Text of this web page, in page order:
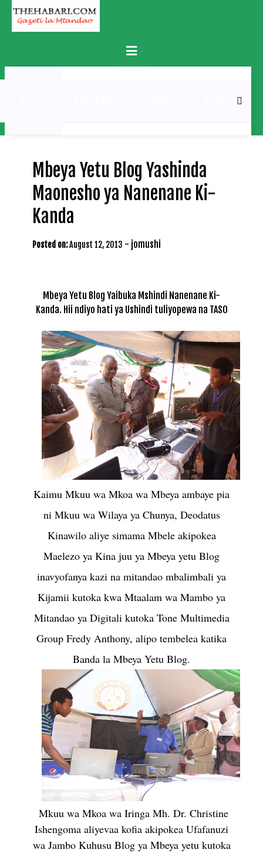
Skip
content
Primary
Menu
MICHEZO
Mbeya Yetu Blog Yashinda
Maonesho ya Nanenane Ki-
Kanda
Posted on:August 12, 2013 - jomushi
Mbeya Yetu Blog Yaibuka Mshindi Nanenane Ki-
Kanda. Hii ndiyo hati ya Ushindi tuliyopewa na TASO
Kaimu Mkuu wa Mkoa wa Mbeya ambaye pia
ni Mkuu wa Wilaya ya Chunya, Deodatus
Kinawilo aliye simama Mbele akipokea
Maelezo ya Kina juu ya Mbeya yetu Blog
inavyofanya kazi na mitandao mbalimbali ya
Kijamii kutoka kwa Mtaalam wa Mambo ya
Mitandao ya Digitali kutoka Tone Multimedia
Group Fredy Anthony, alipo tembelea katika
Banda la Mbeya Yetu Blog.
Mkuu wa Mkoa wa Iringa Mh. Dr. Christine
Ishengoma aliyevaa kofia akipokea Ufafanuzi
wa Jambo Kuhusu Blog ya Mbeya yetu kutoka